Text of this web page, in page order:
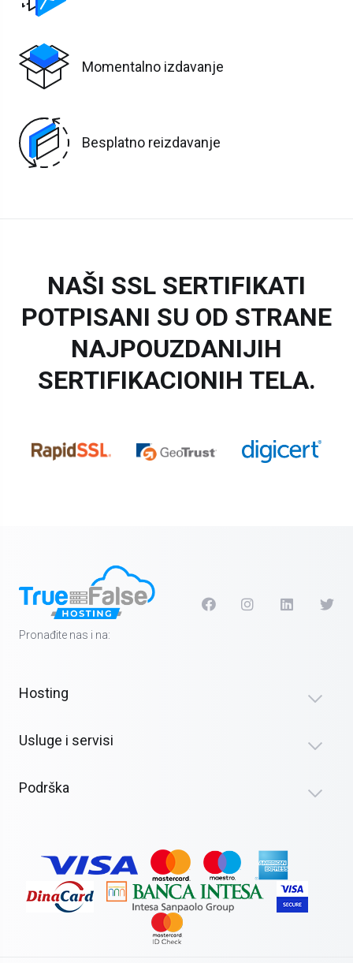
Momentalno izdavanje
Besplatno reizdavanje
NAŠI SSL SERTIFIKATI
POTPISANI SU OD STRANE
NAJPOUZDANIJIH
SERTIFIKACIONIH TELA.
Pronađite nas i na:
Hosting
Usluge i servisi
Podrška